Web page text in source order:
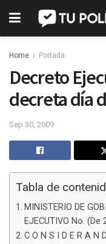
Home Portada
Decreto
decreta día
Sep 30, 2009
Tabla de
MINISTERIO DE
EJECUTIVO No.
C O N S I D E R A N